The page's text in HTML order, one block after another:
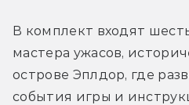
В комплект входят
мастера ужасов,
острове Эплдор, где
события игры и